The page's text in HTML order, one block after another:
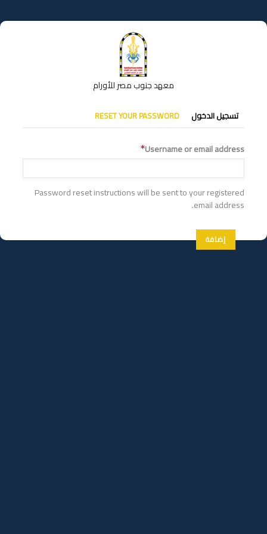
إلى
المحتوى
معهد جنوب مصر للأورام
التبويبات
الأساسية
تسجيل الدخول RESET YOUR PASSWORD
Username or email address
Password reset instructions will be sent to your registered
email address.